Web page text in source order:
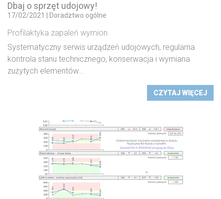
Dbaj o sprzęt udojowy!
17/02/2021 Doradztwo ogólne
Profilaktyka zapaleń wymion
Systematyczny serwis urządzeń udojowych, regularna
kontrola stanu technicznego, konserwacja i wymiana
zużytych elementów…
CZYTAJ WIĘCEJ